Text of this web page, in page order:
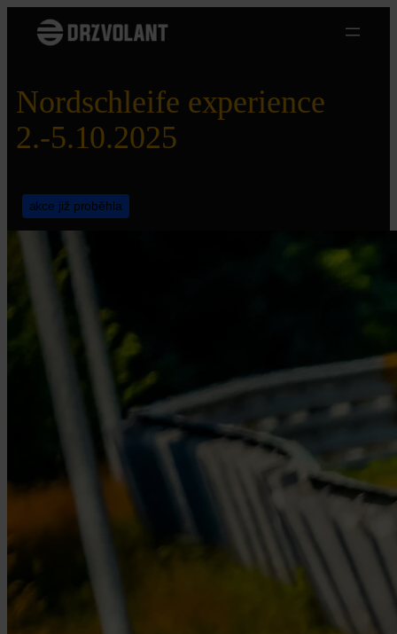
Přeskočit
Nordschleife experience
2.-5.10.2025
akce již proběhla